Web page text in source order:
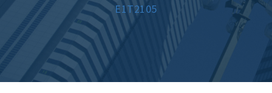
E1T2105